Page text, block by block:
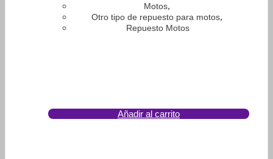
Motos,
Otro tipo de repuesto para motos,
Repuesto Motos
Añadir al carrito